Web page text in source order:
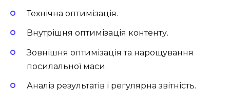
Технічна оптимізація.
Внутрішня оптимізація контенту.
Зовнішня оптимізація та нарощування
посилальної маси.
Аналіз результатів і регулярна звітність.